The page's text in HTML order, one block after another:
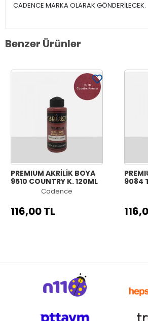
CADENCE MARKA OLARAK GÖNDERİLECEK.
Benzer Ürünler
PREMIUM AKRİLİK BOYA
9510 COUNTRY K. 120ML
Cadence
116,00 TL
9084